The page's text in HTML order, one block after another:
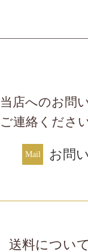
当店へのお問
ご連絡ください
お問
送料について